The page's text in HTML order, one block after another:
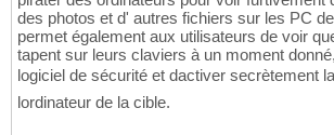
des photos et d' autres fichiers sur les PC
permet également aux utilisateurs de voir
tapent sur leurs claviers à un moment
logiciel de sécurité et dactiver secrètement
lordinateur de la cible.